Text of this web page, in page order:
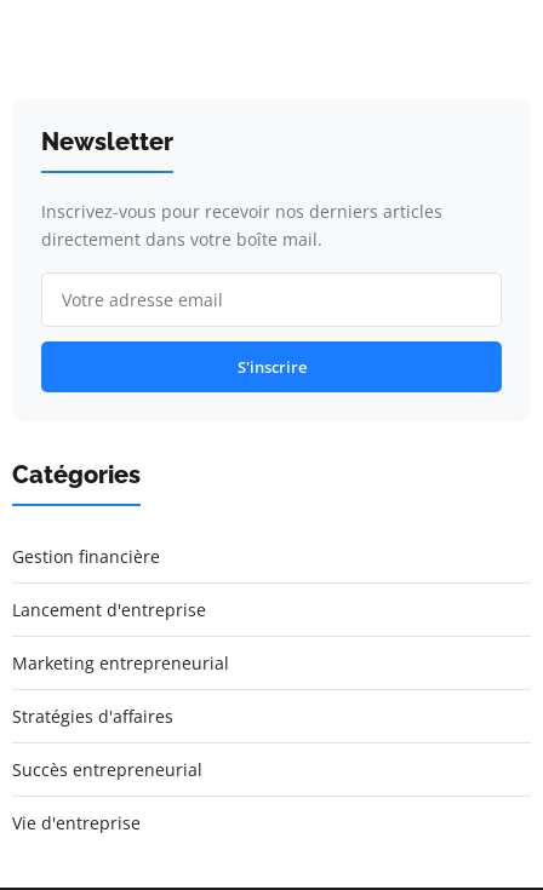
Newsletter
Inscrivez-vous pour recevoir nos derniers articles
directement dans votre boîte mail.
S'inscrire
Catégories
Gestion financière
Lancement d'entreprise
Marketing entrepreneurial
Stratégies d'affaires
Succès entrepreneurial
Vie d'entreprise